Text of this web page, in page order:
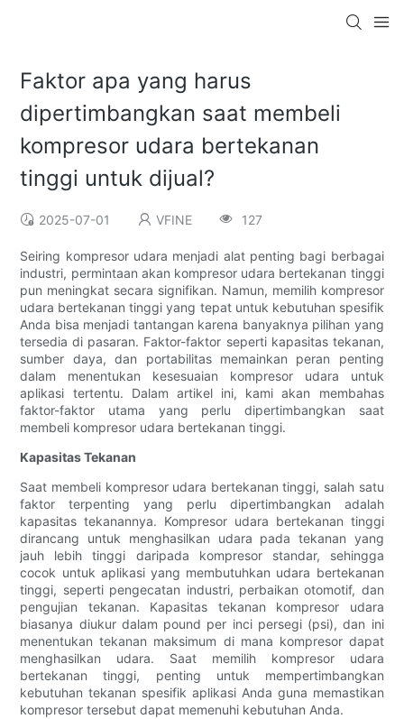
Faktor apa yang harus
dipertimbangkan saat membeli
kompresor udara bertekanan
tinggi untuk dijual?
2025-07-01 VFINE 127
Seiring kompresor udara menjadi alat penting bagi berbagai
industri, permintaan akan kompresor udara bertekanan tinggi
pun meningkat secara signifikan. Namun, memilih kompresor
udara bertekanan tinggi yang tepat untuk kebutuhan spesifik
Anda bisa menjadi tantangan karena banyaknya pilihan yang
tersedia di pasaran. Faktor-faktor seperti kapasitas tekanan,
sumber daya, dan portabilitas memainkan peran penting
dalam menentukan kesesuaian kompresor udara untuk
aplikasi tertentu. Dalam artikel ini, kami akan membahas
faktor-faktor utama yang perlu dipertimbangkan saat
membeli kompresor udara bertekanan tinggi.
Kapasitas Tekanan
Saat membeli kompresor udara bertekanan tinggi, salah satu
faktor terpenting yang perlu dipertimbangkan adalah
kapasitas tekanannya. Kompresor udara bertekanan tinggi
dirancang untuk menghasilkan udara pada tekanan yang
jauh lebih tinggi daripada kompresor standar, sehingga
cocok untuk aplikasi yang membutuhkan udara bertekanan
tinggi, seperti pengecatan industri, perbaikan otomotif, dan
pengujian tekanan. Kapasitas tekanan kompresor udara
biasanya diukur dalam pound per inci persegi (psi), dan ini
menentukan tekanan maksimum di mana kompresor dapat
menghasilkan udara. Saat memilih kompresor udara
bertekanan tinggi, penting untuk mempertimbangkan
kebutuhan tekanan spesifik aplikasi Anda guna memastikan
kompresor tersebut dapat memenuhi kebutuhan Anda.